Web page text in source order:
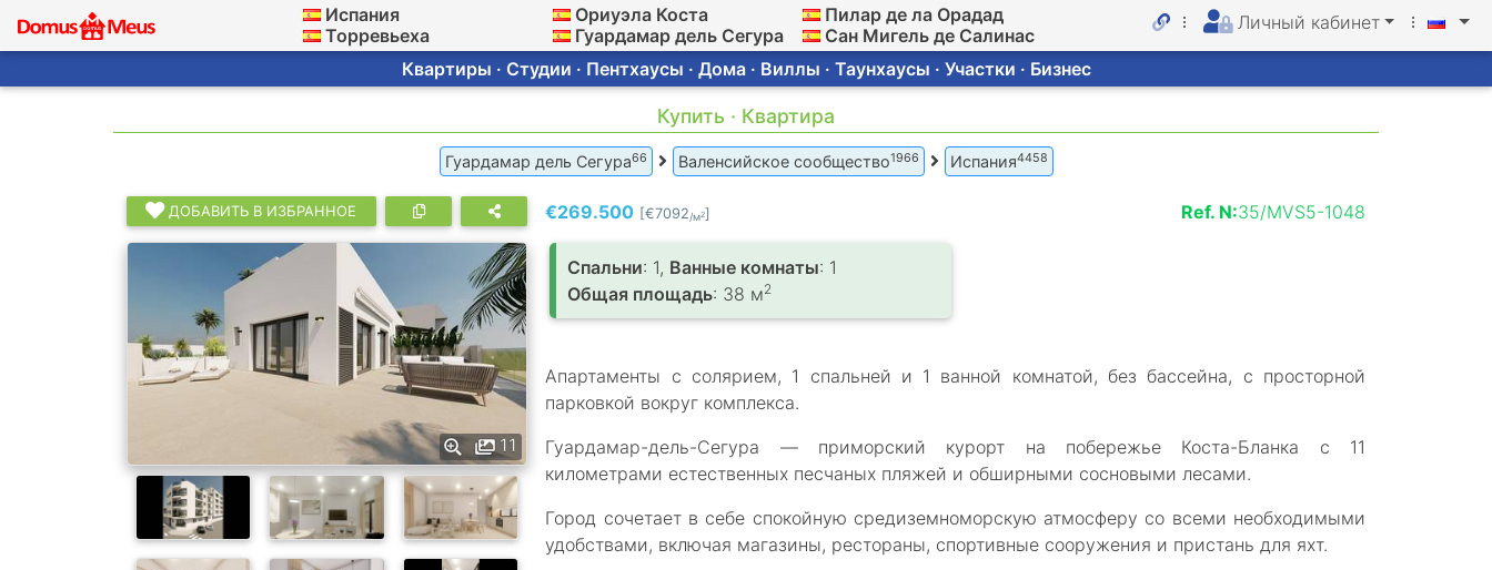
Испания
Торревьеха
Ориуэла Коста
Гуардамар дель Сегура
Пилар де ла Орадад
Сан Мигель де Салинас
Личный кабинет
Квартиры · Студии · Пентхаусы · Дома · Виллы · Таунхаусы · Участки · Бизнес
Купить · Квартира
Гуардамар дель Сегура66 Валенсийское сообщество1966 Испания4458
ДОБАВИТЬ В ИЗБРАННОЕ
11
€269.500 [€7092/м2] Ref. N:35/MVS5-1048
Спальни: 1, Ванные комнаты: 1
Общая площадь: 38 м2
Апартаменты с солярием, 1 спальней и 1 ванной комнатой, без бассейна, с просторной
парковкой вокруг комплекса.
Гуардамар-дель-Сегура — приморский курорт на побережье Коста-Бланка с 11
километрами естественных песчаных пляжей и обширными сосновыми лесами.
Город сочетает в себе спокойную средиземноморскую атмосферу со всеми необходимыми
удобствами, включая магазины, рестораны, спортивные сооружения и пристань для яхт.